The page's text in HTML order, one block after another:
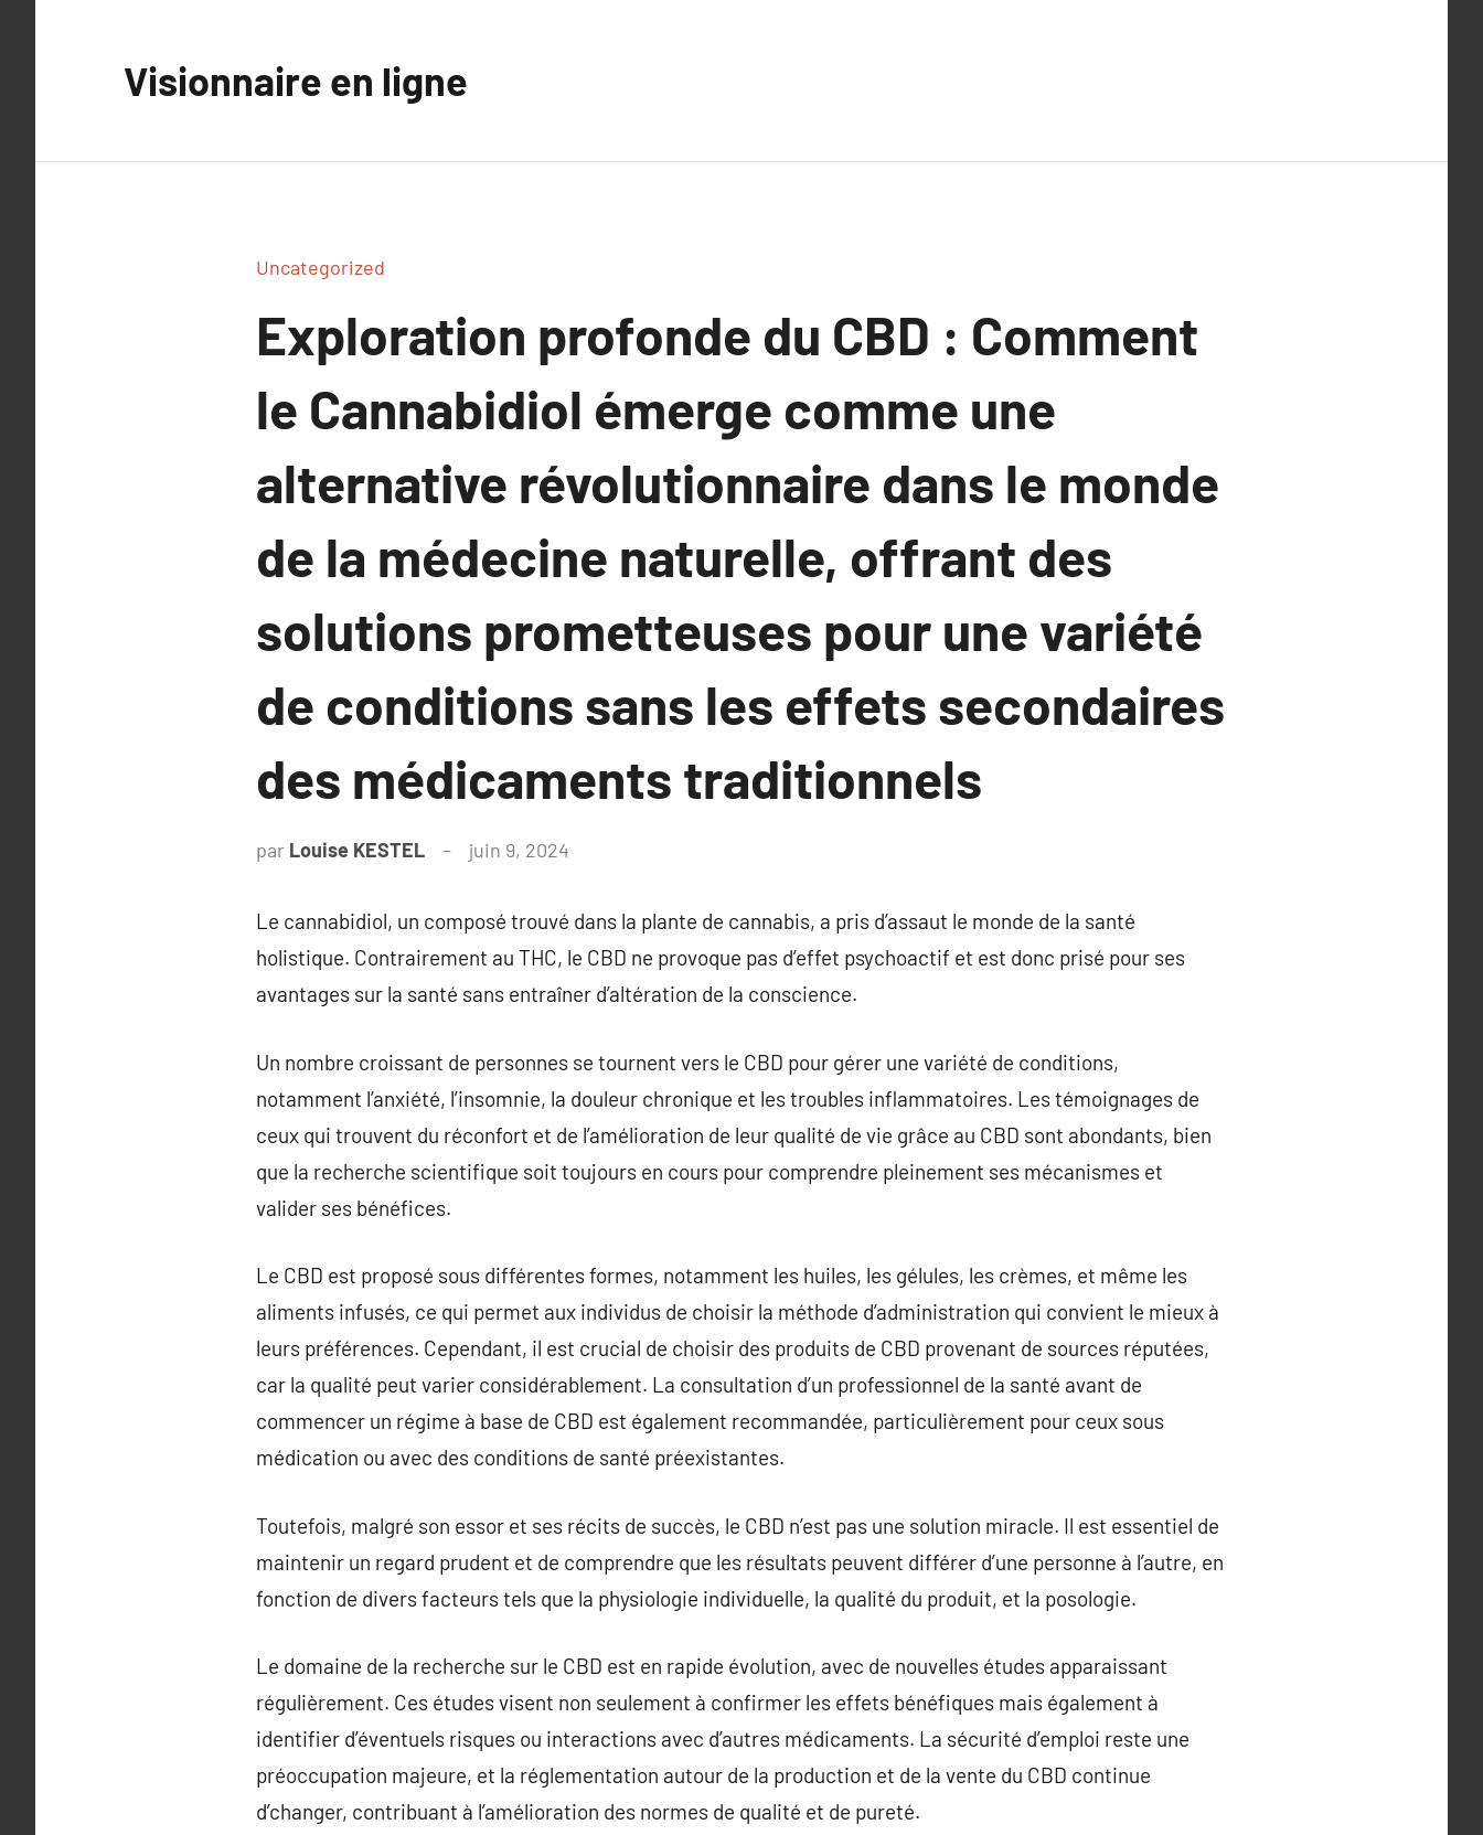
Visionnaire en ligne
Uncategorized
Exploration profonde du CBD : Comment
le Cannabidiol émerge comme une
alternative révolutionnaire dans le monde
de la médecine naturelle, offrant des
solutions prometteuses pour une variété
de conditions sans les effets secondaires
des médicaments traditionnels
par Louise KESTEL juin 9, 2024
Le cannabidiol, un composé trouvé dans la plante de cannabis, a pris d’assaut le monde de la santé
holistique. Contrairement au THC, le CBD ne provoque pas d’effet psychoactif et est donc prisé pour ses
avantages sur la santé sans entraîner d’altération de la conscience.
Un nombre croissant de personnes se tournent vers le CBD pour gérer une variété de conditions,
notamment l’anxiété, l’insomnie, la douleur chronique et les troubles inflammatoires. Les témoignages de
ceux qui trouvent du réconfort et de l’amélioration de leur qualité de vie grâce au CBD sont abondants, bien
que la recherche scientifique soit toujours en cours pour comprendre pleinement ses mécanismes et
valider ses bénéfices.
Le CBD est proposé sous différentes formes, notamment les huiles, les gélules, les crèmes, et même les
aliments infusés, ce qui permet aux individus de choisir la méthode d’administration qui convient le mieux à
leurs préférences. Cependant, il est crucial de choisir des produits de CBD provenant de sources réputées,
car la qualité peut varier considérablement. La consultation d’un professionnel de la santé avant de
commencer un régime à base de CBD est également recommandée, particulièrement pour ceux sous
médication ou avec des conditions de santé préexistantes.
Toutefois, malgré son essor et ses récits de succès, le CBD n’est pas une solution miracle. Il est essentiel de
maintenir un regard prudent et de comprendre que les résultats peuvent différer d’une personne à l’autre, en
fonction de divers facteurs tels que la physiologie individuelle, la qualité du produit, et la posologie.
Le domaine de la recherche sur le CBD est en rapide évolution, avec de nouvelles études apparaissant
régulièrement. Ces études visent non seulement à confirmer les effets bénéfiques mais également à
identifier d’éventuels risques ou interactions avec d’autres médicaments. La sécurité d’emploi reste une
préoccupation majeure, et la réglementation autour de la production et de la vente du CBD continue
d’changer, contribuant à l’amélioration des normes de qualité et de pureté.